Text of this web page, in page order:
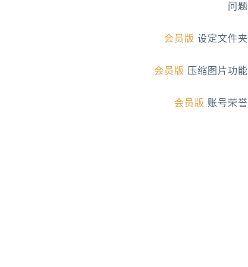
问题
会员版 设定文件夹
会员版 压缩图片功能
会员版 账号荣誉